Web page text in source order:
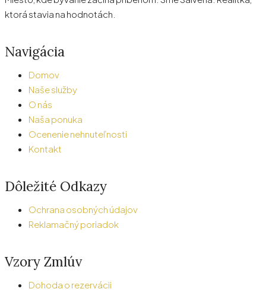
ktorá stavia na hodnotách.
Navigácia
Domov
Naše služby
O nás
Naša ponuka
Ocenenie nehnuteľnosti
Kontakt
Dôležité Odkazy
Ochrana osobných údajov
Reklamačný poriadok
Vzory Zmlúv
Dohoda o rezervácii